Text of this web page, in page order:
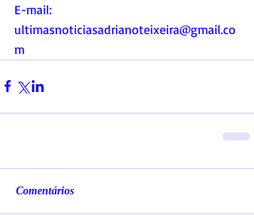
E-mail:
ultimasnoticiasadrianoteixeira@gmail.co
m
Comentários